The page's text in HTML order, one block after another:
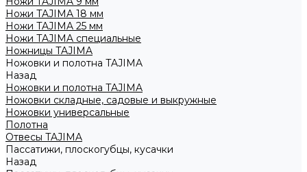
Ножи TAJIMA 18 мм
Ножи TAJIMA 25 мм
Ножи TAJIMA специальные
Ножницы TAJIMA
Ножовки и полотна TAJIMA
Назад
Ножовки и полотна TAJIMA
Ножовки складные, садовые и выкружные
Ножовки универсальные
Полотна
Отвесы TAJIMA
Пассатижи, плоскогубцы, кусачки
Назад